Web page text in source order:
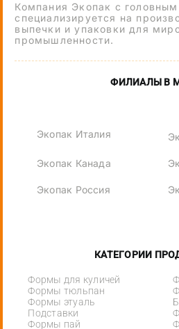
Компания Экопак с
специализируется на
выпечки и упаковки для
промышленности.
ФИЛИАЛЫ В
Экопак Италия
Экопак Канада
Экопак Россия
КАТЕГОРИИ
Формы для куличей
Формы тюльпан
Формы этуаль
Подставки
Формы пай